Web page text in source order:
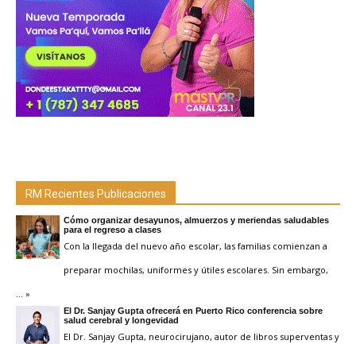
RM Recientes Publicaciones
Cómo organizar desayunos, almuerzos y meriendas saludables
para el regreso a clases
Con la llegada del nuevo año escolar, las familias comienzan a
preparar mochilas, uniformes y útiles escolares. Sin embargo,
… »
El Dr. Sanjay Gupta ofrecerá en Puerto Rico conferencia sobre
salud cerebral y longevidad
El Dr. Sanjay Gupta, neurocirujano, autor de libros superventas y